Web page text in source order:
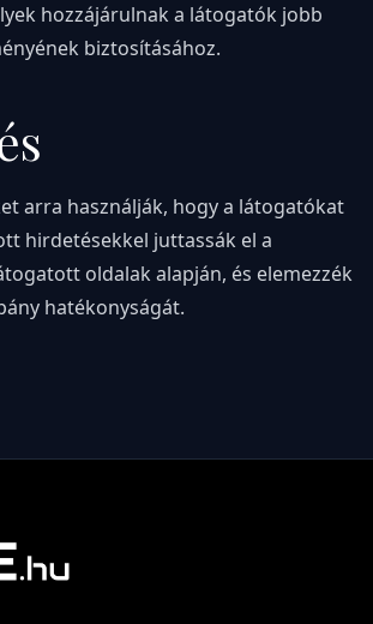
hozzájárulnak a látogatók jobb
biztosításához.
arra használják, hogy a látogatókat
hirdetésekkel juttassák el a
oldalak alapján, és elemezzék
hatékonyságát.